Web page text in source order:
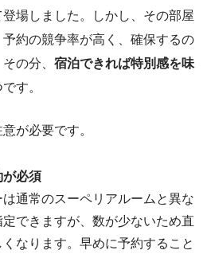
場しました。しかし、その部屋
約の競争率が高く、確保するの
の分、 宿泊できれば特別感を味
す。
が必要です。
が必須
通常のスーペリアルームと異な
できますが、数が少ないため直
なります。早めに予約すること